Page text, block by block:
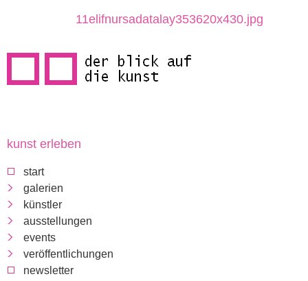
inhalt
11elifnursadatalay353620x430.jpg
d
e
r
b
kunst erleben
start
galerien
künstler
ausstellungen
events
veröffentlichungen
newsletter